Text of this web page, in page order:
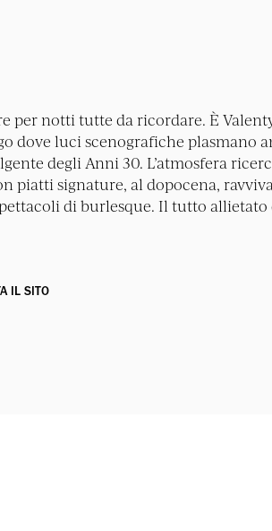
per notti tutte da ricordare. È
dove luci scenografiche plasmano
degli Anni 30. L’atmosfera
piatti signature, al dopocena,
di burlesque. Il tutto allietato
IL SITO